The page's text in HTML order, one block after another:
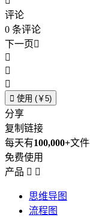
评论
0 条评论
下一页



 使用 (￥5)
分享
复制链接
每天有100,000+文件
免费使用
产品  
思维导图
流程图